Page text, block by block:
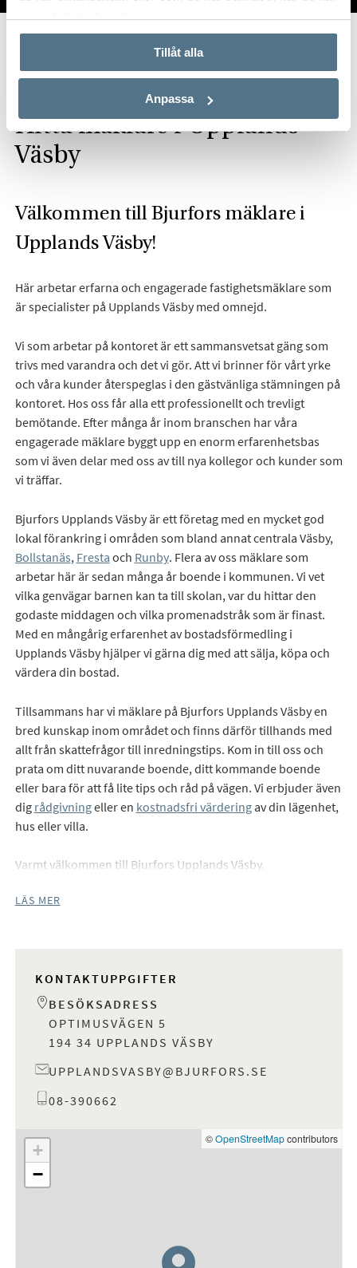
Tillåt alla
Anpassa
Bjurfors Upplands Väsby
Hitta mäklare i Upplands
Väsby
Välkommen till Bjurfors mäklare i
Upplands Väsby!
Här arbetar erfarna och engagerade fastighetsmäklare som
är specialister på Upplands Väsby med omnejd.
Vi som arbetar på kontoret är ett sammansvetsat gäng som
trivs med varandra och det vi gör. Att vi brinner för vårt yrke
och våra kunder återspeglas i den gästvänliga stämningen på
kontoret. Hos oss får alla ett professionellt och trevligt
bemötande. Efter många år inom branschen har våra
engagerade mäklare byggt upp en enorm erfarenhetsbas
som vi även delar med oss av till nya kollegor och kunder som
vi träffar.
Bjurfors Upplands Väsby är ett företag med en mycket god
lokal förankring i områden som bland annat centrala Väsby,
Bollstanäs, Fresta och Runby. Flera av oss mäklare som
arbetar här är sedan många år boende i kommunen. Vi vet
vilka genvägar barnen kan ta till skolan, var du hittar den
godaste middagen och vilka promenadstråk som är finast.
Med en mångårig erfarenhet av bostadsförmedling i
Upplands Väsby hjälper vi gärna dig med att sälja, köpa och
värdera din bostad.
Tillsammans har vi mäklare på Bjurfors Upplands Väsby en
bred kunskap inom området och finns därför tillhands med
allt från skattefrågor till inredningstips. Kom in till oss och
prata om ditt nuvarande boende, ditt kommande boende
eller bara för att få lite tips och råd på vägen. Vi erbjuder även
dig rådgivningeller en kostnadsfri värderingav din lägenhet,
hus eller villa.
Varmt välkommen till Bjurfors Upplands Väsby.
LÄS MER
KONTAKTUPPGIFTER
BESÖKSADRESS
OPTIMUSVÄGEN 5
194 34 UPPLANDS VÄSBY
UPPLANDSVASBY@BJURFORS.SE
08-390662
+
−
©OpenStreetMapcontributors